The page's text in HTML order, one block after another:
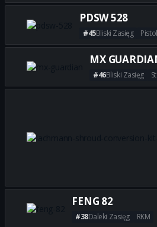
PDSW 528
#45Bliski Zasięg
MX
#46Bliski Zasięg
FENG 82
#38Daleki Zasięg RKM